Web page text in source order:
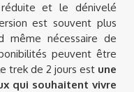
réduite et le dénivelé
est souvent plus
même nécessaire de
peuvent être
trek de 2 jours est une
qui souhaitent vivre